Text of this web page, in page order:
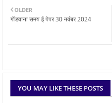
OLDER
गोंडवाना समय ई पेपर 30 नवंबर 2024
YOU MAY LIKE THESE POSTS